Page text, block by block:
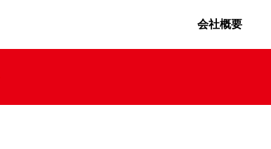
会社概要